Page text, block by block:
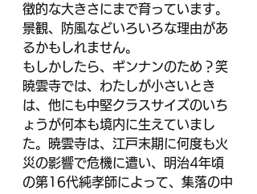
徴的な大きさにまで育っています。
景観、防風などいろいろな理由があ
るかもしれません。
もしかしたら、ギンナンのため？笑
暁雲寺では、わたしが小さいとき
は、他にも中堅クラスサイズのいち
ょうが何本も境内に生えていまし
た。暁雲寺は、江戸末期に何度も火
災の影響で危機に遭い、明治4年頃
の第16代純孝師によって、集落の中